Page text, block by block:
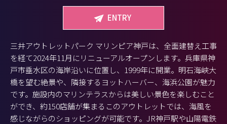
ENTRY
三井アウトレットパーク マリンピア神戸は、全面建替え工事
を経て2024年11月にリニューアルオープンします。兵庫県神
戸市垂水区の海岸沿いに位置し、1999年に開業。明石海峡大
橋を望む絶景や、隣接するヨットハーバー、海浜公園が魅力
です。施設内のマリンテラスからは美しい景色を楽しむこと
ができ、約150店舗が集まるこのアウトレットでは、海風を
感じながらのショッピングが可能です。JR神戸駅や山陽電鉄